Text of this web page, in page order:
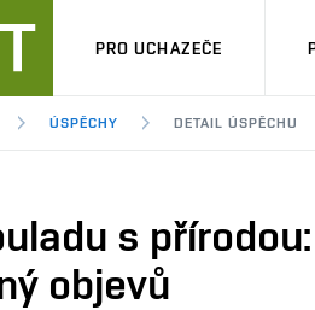
PRO UCHAZEČE
ÚSPĚCHY DETAIL ÚSPĚCHU
s přírodou:
objevů